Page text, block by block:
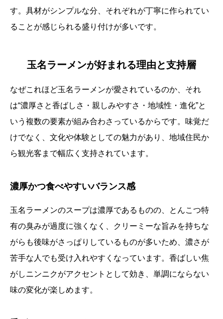
す。具材がシンプルな分、それぞれが丁寧に作られてい
ることが感じられる盛り付けが多いです。
玉名ラーメンが好まれる理由と支持層
なぜこれほど玉名ラーメンが愛されているのか、それ
は“濃厚さと香ばしさ・親しみやすさ・地域性・進化”と
いう複数の要素が組み合わさっているからです。味覚だ
けでなく、文化や体験としての魅力があり、地域住民か
ら観光客まで幅広く支持されています。
濃厚かつ食べやすいバランス感
玉名ラーメンのスープは濃厚であるものの、とんこつ特
有の臭みが過度に強くなく、クリーミーな旨みを持ちな
がらも後味がさっぱりしているものが多いため、濃さが
苦手な人でも受け入れやすくなっています。香ばしい焦
がしニンニクがアクセントとして効き、単調にならない
味の変化が楽しめます。